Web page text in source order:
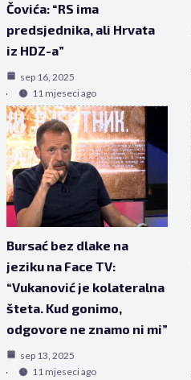
Čovića: “RS ima
predsjednika, ali Hrvata
iz HDZ-a”
sep 16, 2025
11 mjeseci ago
Bursać bez dlake na
jeziku na Face TV:
“Vukanović je kolateralna
šteta. Kud gonimo,
odgovore ne znamo ni mi”
sep 13, 2025
11 mjeseci ago